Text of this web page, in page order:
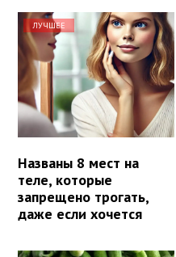
ЛУЧШЕЕ
Названы 8 мест на
теле, которые
запрещено трогать,
даже если хочется